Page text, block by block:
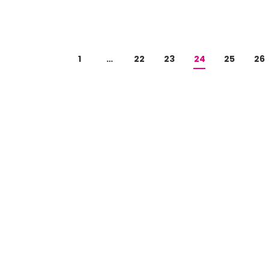
1 … 22 23 24 25 26